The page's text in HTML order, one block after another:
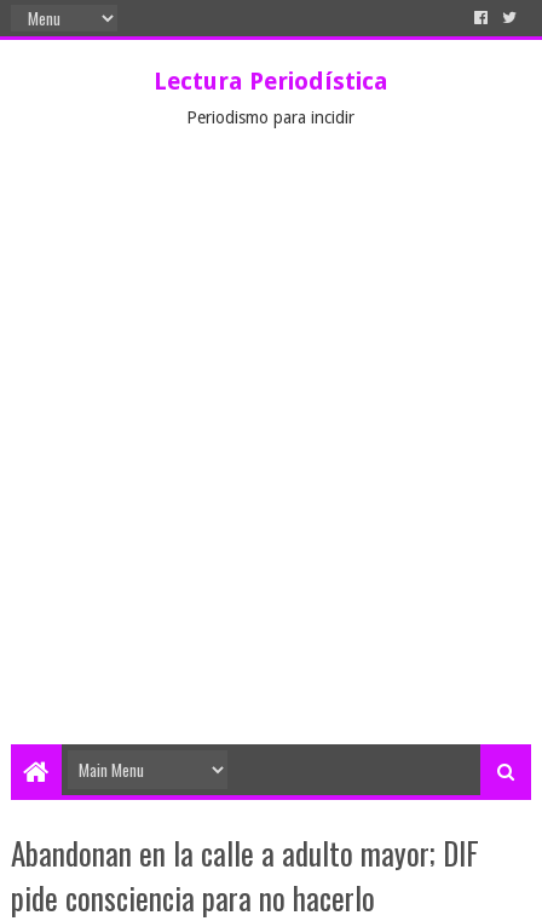
Lectura Periodística
Periodismo para incidir
Abandonan en la calle a adulto mayor; DIF
pide consciencia para no hacerlo